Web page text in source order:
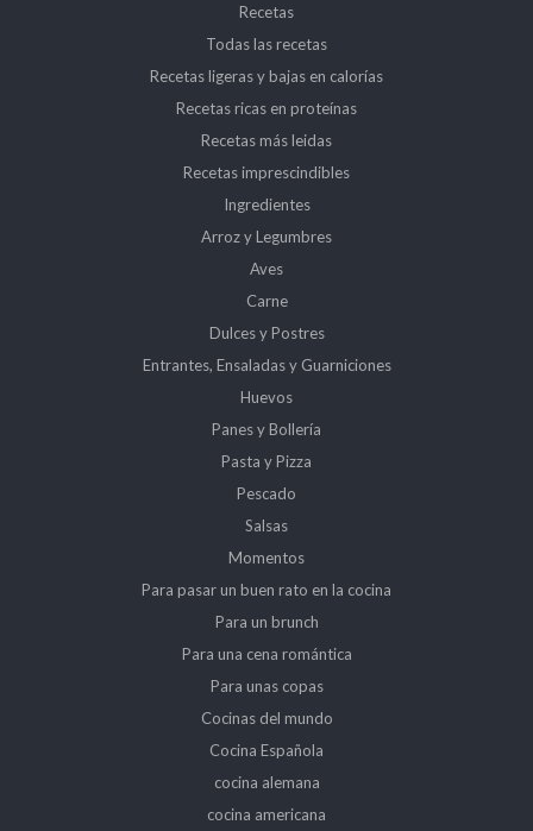
Recetas
Todas las recetas
Recetas ligeras y bajas en calorías
Recetas ricas en proteínas
Recetas más leidas
Recetas imprescindibles
Ingredientes
Arroz y Legumbres
Aves
Carne
Dulces y Postres
Entrantes, Ensaladas y Guarniciones
Huevos
Panes y Bollería
Pasta y Pizza
Pescado
Salsas
Momentos
Para pasar un buen rato en la cocina
Para un brunch
Para una cena romántica
Para unas copas
Cocinas del mundo
Cocina Española
cocina alemana
cocina americana